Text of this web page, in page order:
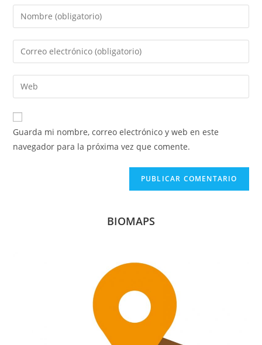
Introduce
tu
nombre
de
usuario
para
comentar
Introduce
tu
dirección
de
electrónico
para
comentar
Introduce
la
URL
de
Guarda mi nombre, correo electrónico y web en este
navegador para la próxima vez que comente.
BIOMAPS